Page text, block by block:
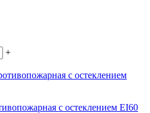
+
с остеклением EI60